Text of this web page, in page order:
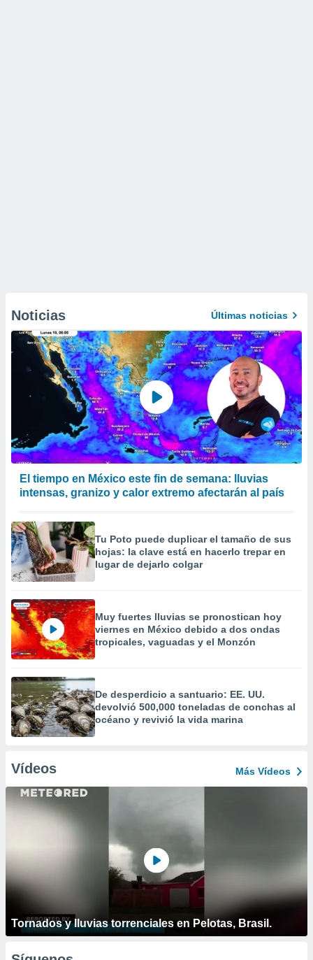
Noticias Últimas noticias
El tiempo en México este fin de semana: lluvias
intensas, granizo y calor extremo afectarán al país
Tu Poto puede duplicar el tamaño de sus
hojas: la clave está en hacerlo trepar en
lugar de dejarlo colgar
Muy fuertes lluvias se pronostican hoy
viernes en México debido a dos ondas
tropicales, vaguadas y el Monzón
De desperdicio a santuario: EE. UU.
devolvió 500,000 toneladas de conchas al
océano y revivió la vida marina
Vídeos Más Vídeos
Tornados y lluvias torrenciales en Pelotas, Brasil.